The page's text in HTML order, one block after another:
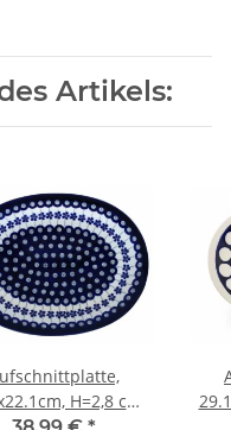
Artikels:
H=2,8 cm,